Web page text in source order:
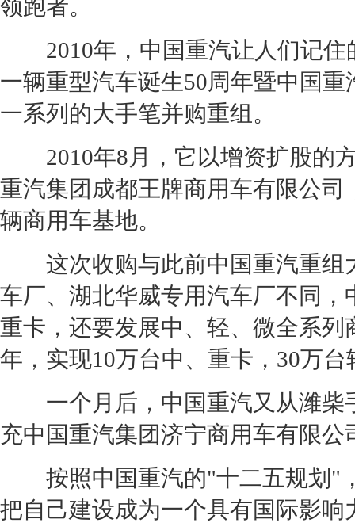
领跑者。
2010年，中国重汽让人们记住
一辆重型汽车诞生50周年暨中国
一系列的大手笔并购重组。
2010年8月，它以增资扩股的方
重汽集团成都王牌商用车有限公
辆商用车基地。
这次收购与此前中国重汽重组
车厂、湖北华威专用汽车厂不同
重卡，还要发展中、轻、微全系
年，实现10万台中、重卡，30万
一个月后，中国重汽又从潍柴
充中国重汽集团济宁商用车有限公
按照中国重汽的"十二五规划"
把自己建设成为一个具有国际影